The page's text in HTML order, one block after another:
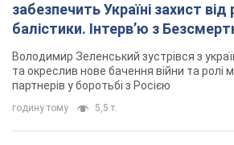
забезпечить Україні захист від
балістики. Інтерв’ю з
Володимир Зеленський зустрівся з
та окреслив нове бачення війни та ролі
партнерів у боротьбі з Росією
годину тому 5,5 т.